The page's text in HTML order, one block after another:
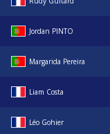
Jordan PINTO
Margarida Pereira
Liam Costa
Léo Gohier